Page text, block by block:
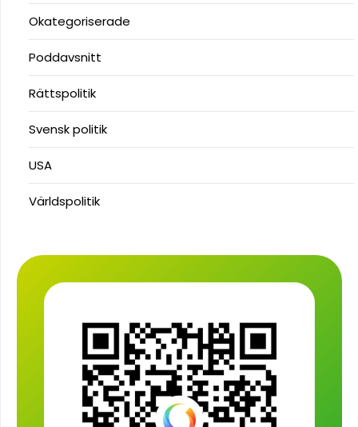
Okategoriserade
Poddavsnitt
Rättspolitik
Svensk politik
USA
Världspolitik